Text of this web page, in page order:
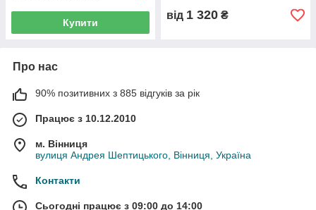
Купити
від 1 320 ₴
Про нас
90% позитивних з 885 відгуків за рік
Працює з 10.12.2010
м. Вінниця
вулиця Андрея Шептицького, Вінниця, Україна
Контакти
Сьогодні працює з 09:00 до 14:00